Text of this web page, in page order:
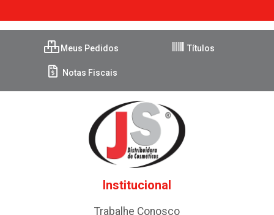
Meus Pedidos Títulos
Notas Fiscais
Institucional
Trabalhe Conosco